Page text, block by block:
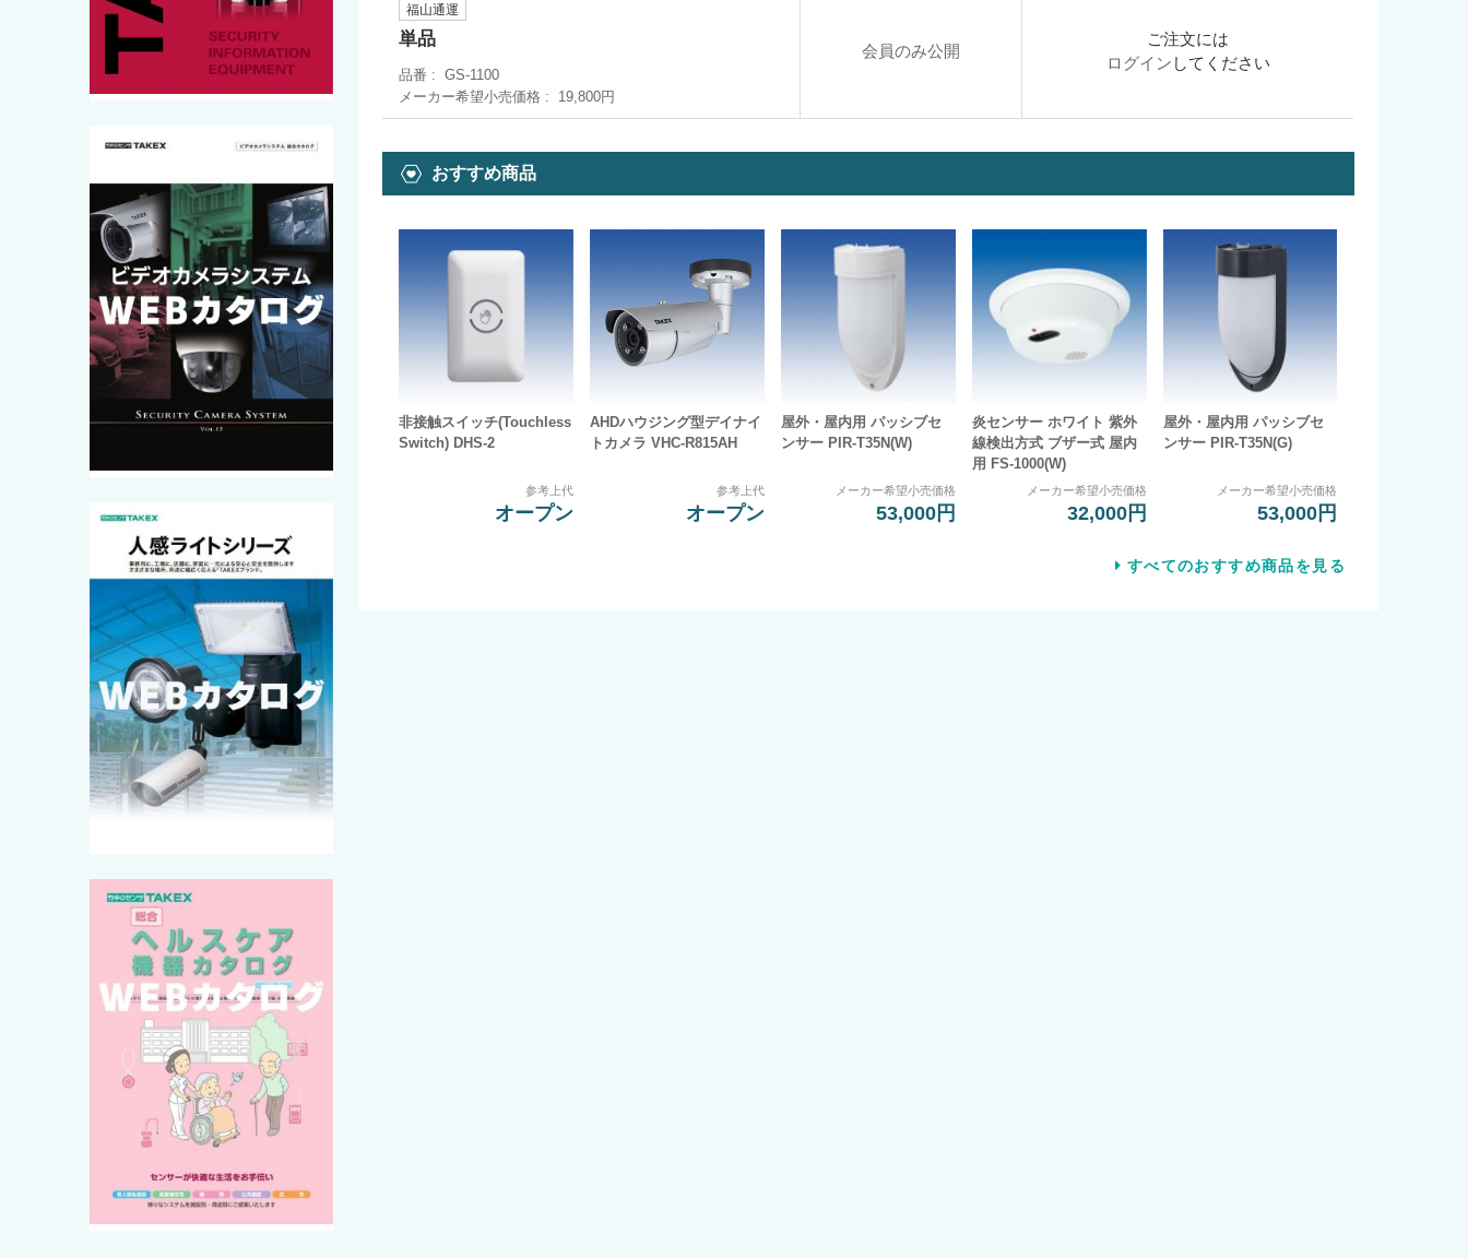
福山通運
単品
品番
GS-1100
メーカー希望小売価格
19,800円
会員のみ公開
ご注文には
ログイン してください
おすすめ商品
非接触スイッチ(Touchless
Switch) DHS-2
参考上代
オープン
AHDハウジング型デイナイ
トカメラ VHC-R815AH
参考上代
オープン
屋外・屋内用 パッシブセ
ンサー PIR-T35N(W)
メーカー希望小売価格
53,000円
炎センサー ホワイト 紫外
線検出方式 ブザー式 屋内
用 FS-1000(W)
メーカー希望小売価格
32,000円
屋外・屋内用 パッシブセ
ンサー PIR-T35N(G)
メーカー希望小売価格
53,000円
すべてのおすすめ商品を見る